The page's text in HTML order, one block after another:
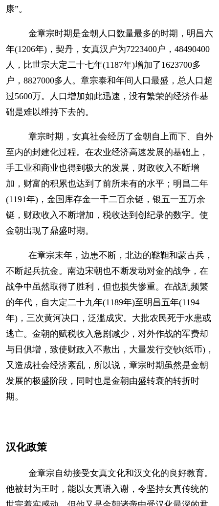
康”。
金章宗时期是金朝人口数量最多的时期，明昌六
年(1206年)，契丹，女真汉户为7223400户，48490400
人，比世宗大定二十七年(1187年)增加了1623700多
户，8827000多人。章宗泰和年间人口最盛，总人口超
过5600万。人口增加如此迅速，没有繁荣的经济作基
础是难以维持下去的。
章宗时期，女真社会经历了金朝自上而下、自外
至内的封建化过程。在农业经济高速发展的基础上，
手工业和商业也得到极大的发展，财政收入不断增
加，财富的积累也达到了前所未有的水平；明昌二年
(1191年)，金国库存金一千二百余铤，银五一五万余
铤，财政收入不断增加，税收达到创纪录的数字。使
金朝出现了鼎盛时期。
在章宗末年，边患不断，北边的鞑靼和蒙古兵，
不断起兵抗金。南边宋朝也不断发动对金的战争，在
战争中虽然取得了胜利，但也损失惨重。在战乱频繁
的年代，自大定二十九年(1189年)至明昌五年(1194
年)，三次黄河决口，泛滥成灾。大批农民死于水患或
逃亡。金朝的赋税收入急剧减少，对外作战的军费却
与日俱增，致使财政入不敷出，大量发行交钞(纸币)，
又造成社会经济紊乱，所以说，章宗时期虽然是金朝
发展的极盛阶段，同时也是金朝由盛转衰的转折时
期。
汉化政策
金章宗自幼接受女真文化和汉文化的良好教育。
他被封为王时，能以女真语入谢，令坚持女真传统的